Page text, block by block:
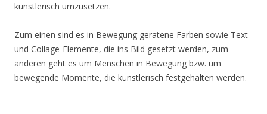
künstlerisch umzusetzen.
Zum einen sind es in Bewegung geratene Farben sowie Text-
und Collage-Elemente, die ins Bild gesetzt werden, zum
anderen geht es um Menschen in Bewegung bzw. um
bewegende Momente, die künstlerisch festgehalten werden.